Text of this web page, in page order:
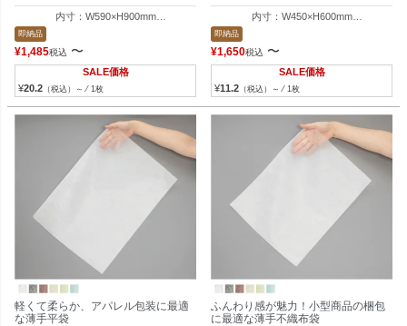
内寸：W590×H900mm
即納品
¥1,485税込 〜
SALE価格
¥20.2 （税込）～ ⁄ 1枚
内寸：W450×H600mm
即納品
¥1,650税込 〜
SALE価格
¥11.2 （税込）～ ⁄ 1枚
軽くて柔らか、アパレル包装に最適
な薄手平袋
ふんわり感が魅力！小型商品の梱包
に最適な薄手不織布袋